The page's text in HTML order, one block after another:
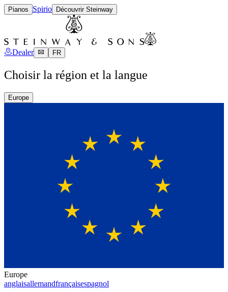
Pianos Spirio Découvrir Steinway
Dealer FR
Choisir la région et la langue
Europe
Europe
anglaisallemandfrançaisespagnol